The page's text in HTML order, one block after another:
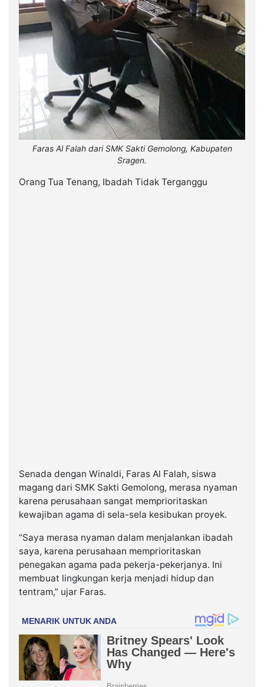
Faras Al Falah dari SMK Sakti Gemolong, Kabupaten
Sragen.
Orang Tua Tenang, Ibadah Tidak Terganggu
Senada dengan Winaldi, Faras Al Falah, siswa
magang dari SMK Sakti Gemolong, merasa nyaman
karena perusahaan sangat memprioritaskan
kewajiban agama di sela-sela kesibukan proyek.
“Saya merasa nyaman dalam menjalankan ibadah
saya, karena perusahaan memprioritaskan
penegakan agama pada pekerja-pekerjanya. Ini
membuat lingkungan kerja menjadi hidup dan
tentram,” ujar Faras.